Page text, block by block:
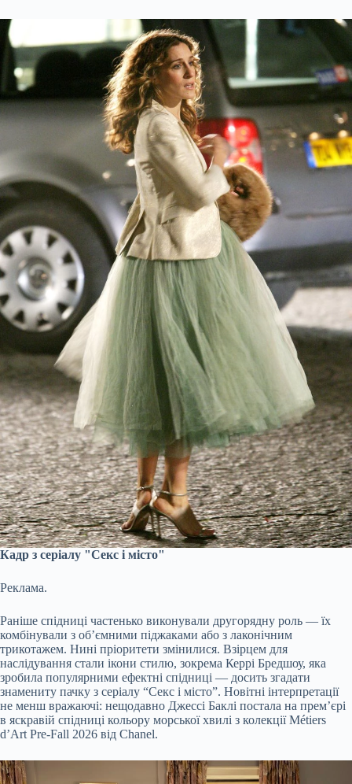
Кадр з серіалу "Секс і місто"
Реклама.
Раніше спідниці частенько виконували другорядну роль — їх
комбінували з об’ємними піджаками або з лаконічним
трикотажем. Нині пріоритети змінилися. Взірцем для
наслідування стали ікони стилю, зокрема Керрі Бредшоу, яка
зробила популярними ефектні спідниці — досить згадати
знамениту пачку з серіалу “Секс і місто”. Новітні інтерпретації
не менш вражаючі: нещодавно Джессі Баклі постала на прем’єрі
в яскравій спідниці кольору морської хвилі з колекції Métiers
d’Art Pre-Fall 2026 від Chanel.